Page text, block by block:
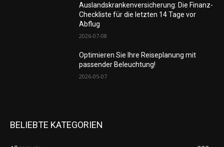
Auslandskrankenversicherung: Die Finanz-
Checkliste für die letzten 14 Tage vor
Abflug
2026-07-08
Optimieren Sie Ihre Reiseplanung mit
passender Beleuchtung!
2026-05-07
BELIEBTE KATEGORIEN